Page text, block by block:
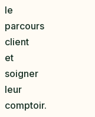
le
parcours
client
et
soigner
leur
comptoir.